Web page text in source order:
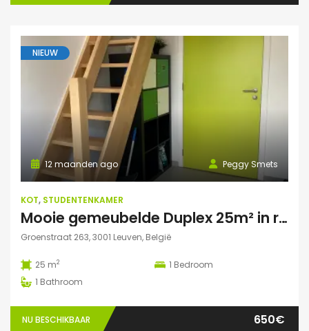
NIEUW
Peggy Smets
12 maanden ago
KOT, STUDENTENKAMER
Mooie gemeubelde Duplex 25m² in residentie met tuin
Groenstraat 263, 3001 Leuven, België
25 m2 1 Bedroom
1 Bathroom
NU BESCHIKBAAR 650€